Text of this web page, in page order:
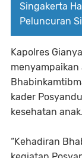
Singakerta
Peluncuran
Kapolres
kader
kesehatan anak.
“Kehadiran